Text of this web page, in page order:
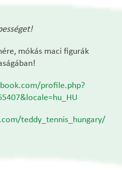
mókás maci figurák
profile.php?
teddy_tennis_hungary/